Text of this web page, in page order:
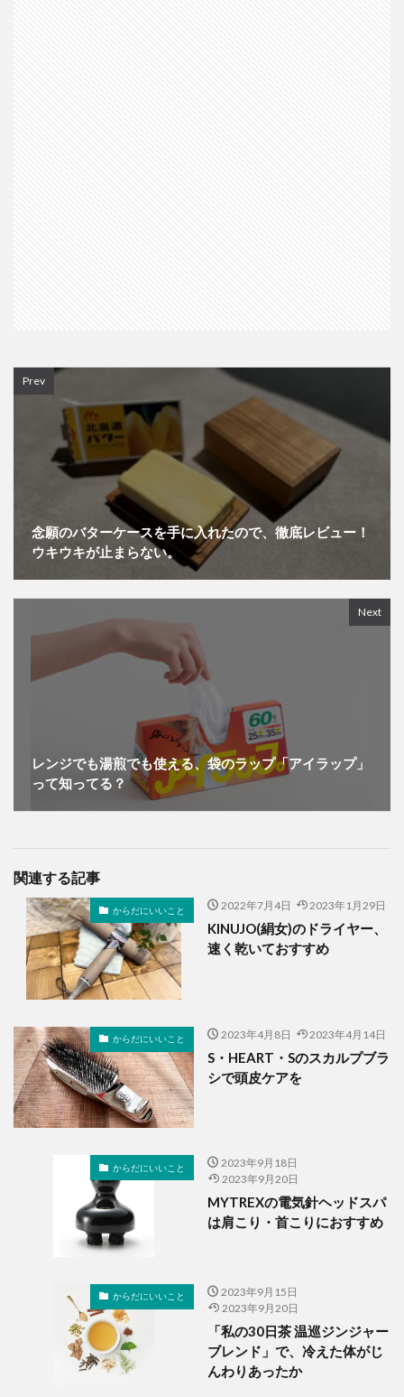
Prev
念願のバターケースを手に入れたので、徹底レビュー！
ウキウキが止まらない。
Next
レンジでも湯煎でも使える、袋のラップ「アイラップ」
って知ってる？
関連する記事
からだにいいこと 2022年7月4日 2023年1月29日
KINUJO(絹女)のドライヤー、
速く乾いておすすめ
からだにいいこと 2023年4月8日 2023年4月14日
S・HEART・Sのスカルプブラ
シで頭皮ケアを
からだにいいこと
2023年9月18日
2023年9月20日
MYTREXの電気針ヘッドスパ
は肩こり・首こりにおすすめ
からだにいいこと
2023年9月15日
2023年9月20日
「私の30日茶 温巡ジンジャー
ブレンド」で、冷えた体がじ
んわりあったか